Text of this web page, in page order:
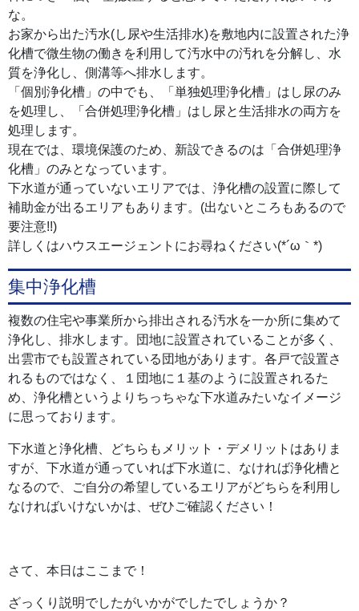
な。
お家から出た汚水(し尿や生活排水)を敷地内に設置された浄
化槽で微生物の働きを利用して汚水中の汚れを分解し、水
質を浄化し、側溝等へ排水します。
「個別浄化槽」の中でも、「単独処理浄化槽」はし尿のみ
を処理し、「合併処理浄化槽」はし尿と生活排水の両方を
処理します。
現在では、環境保護のため、新設できるのは「合併処理浄
化槽」のみとなっています。
下水道が通っていないエリアでは、浄化槽の設置に際して
補助金が出るエリアもあります。(出ないところもあるので
要注意!!)
詳しくはハウスエージェントにお尋ねください(*´ω｀*)
集中浄化槽
複数の住宅や事業所から排出される汚水を一か所に集めて
浄化し、排水します。団地に設置されていることが多く、
出雲市でも設置されている団地があります。各戸で設置さ
れるものではなく、１団地に１基のように設置されるた
め、浄化槽というよりちっちゃな下水道みたいなイメージ
に思っております。
下水道と浄化槽、どちらもメリット・デメリットはありま
すが、下水道が通っていれば下水道に、なければ浄化槽と
なるので、ご自分の希望しているエリアがどちらを利用し
なければいけないかは、ぜひご確認ください！
さて、本日はここまで！
ざっくり説明でしたがいかがでしたでしょうか？